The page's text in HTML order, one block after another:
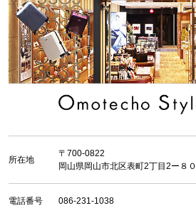
所在地
〒700-0822
岡山県岡山市北区表町2丁目2ー８０
電話番号 086-231-1038